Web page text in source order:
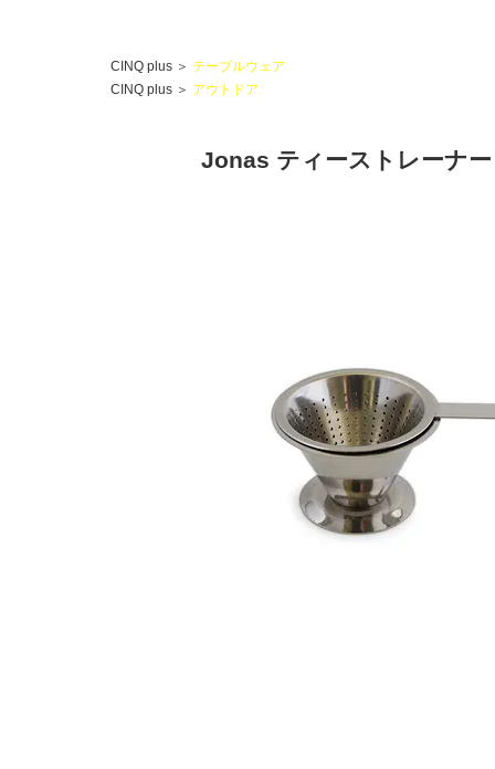
CINQ plus ＞ テーブルウェア
CINQ plus ＞ アウトドア
Jonas ティーストレーナー